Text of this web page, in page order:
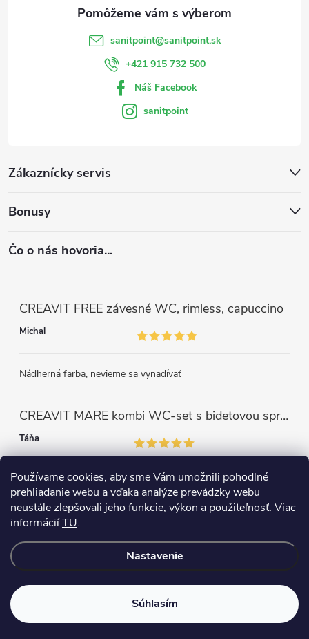
Používame cookies, aby sme Vám umožnili pohodlné
prehliadanie webu a vďaka analýze prevádzky webu
neustále zlepšovali jeho funkcie, výkon a použiteľnosť. Viac
informáciíTU.
Nastavenie
Súhlasím
Zákaznícky servis
Bonusy
Čo o nás hovoria...
CREAVIT FREE závesné WC, rimless, capuccino
Michal
Nádherná farba, nevieme sa vynadívať
CREAVIT MARE kombi WC-set s bidetovou sprškou, rimless, biela
Táňa
Perfektný výrobok. Som veľmi spokojná.
sanitpoint@sanitpoint.sk
+421 915 732 500
Náš Facebook
sanitpoint
Vytvoril Shoptet
Copyright 2026
★★★★★88 %
VISA Pay Pay